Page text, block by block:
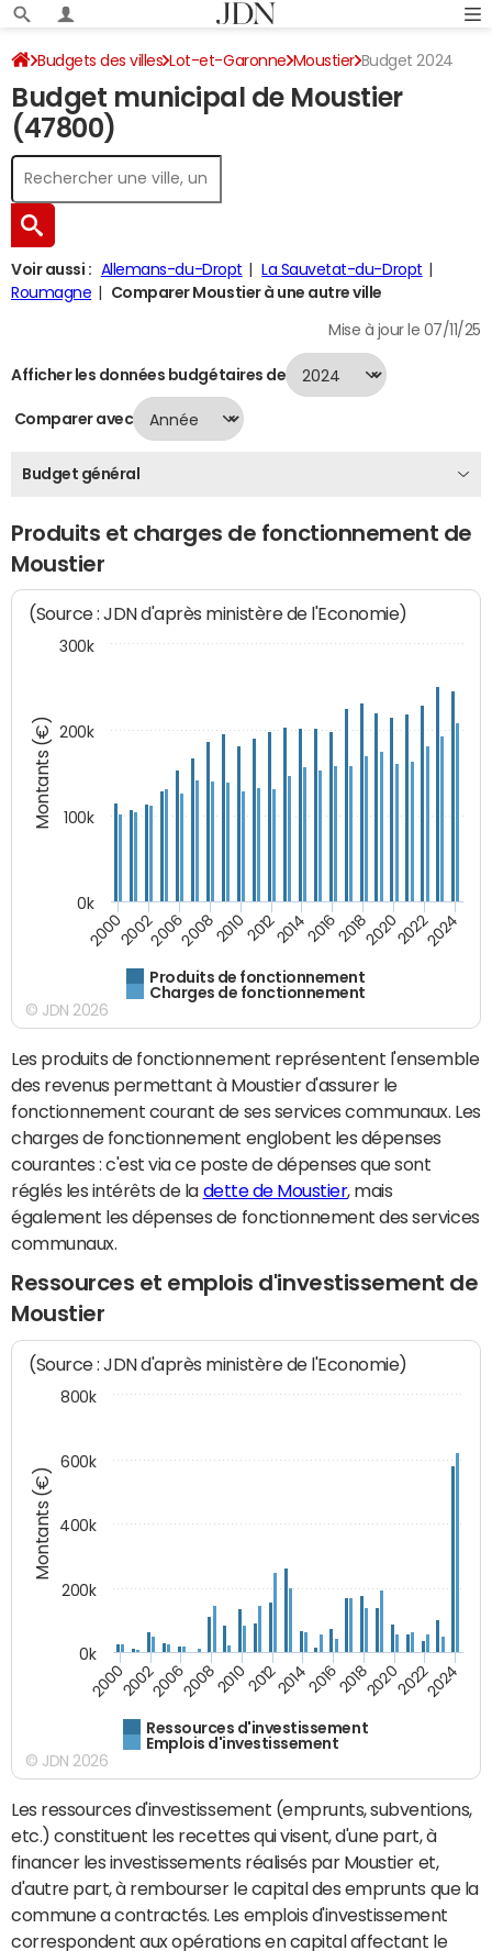
Budgets des villes Lot-et-Garonne Moustier Budget 2024
Budget municipal de Moustier
(47800)
Voir aussi : Allemans-du-Dropt
La Sauvetat-du-Dropt
Roumagne
Comparer Moustier à une autre ville
Mise à jour le 07/11/25
Afficher les données budgétaires de
Comparer avec
Budget général
Produits et charges de fonctionnement de
Moustier
Montants (€)
(Source : JDN d'après ministère de l'Economie)
Produits de fonctionnement
Charges de fonctionnement
200020022006200820102012201420162018202020222024
0k
100k
200k
300k
© JDN 2026
Les produits de fonctionnement représentent l'ensemble
des revenus permettant à Moustier d'assurer le
fonctionnement courant de ses services communaux. Les
charges de fonctionnement englobent les dépenses
courantes : c'est via ce poste de dépenses que sont
réglés les intérêts de la dette de Moustier, mais
également les dépenses de fonctionnement des services
communaux.
Ressources et emplois d'investissement de
Moustier
Montants (€)
(Source : JDN d'après ministère de l'Economie)
Ressources d'investissement
Emplois d'investissement
200020022006200820102012201420162018202020222024
0k
200k
400k
600k
800k
© JDN 2026
Les ressources d'investissement (emprunts, subventions,
etc.) constituent les recettes qui visent, d'une part, à
financer les investissements réalisés par Moustier et,
d'autre part, à rembourser le capital des emprunts que la
commune a contractés. Les emplois d'investissement
correspondent aux opérations en capital affectant le